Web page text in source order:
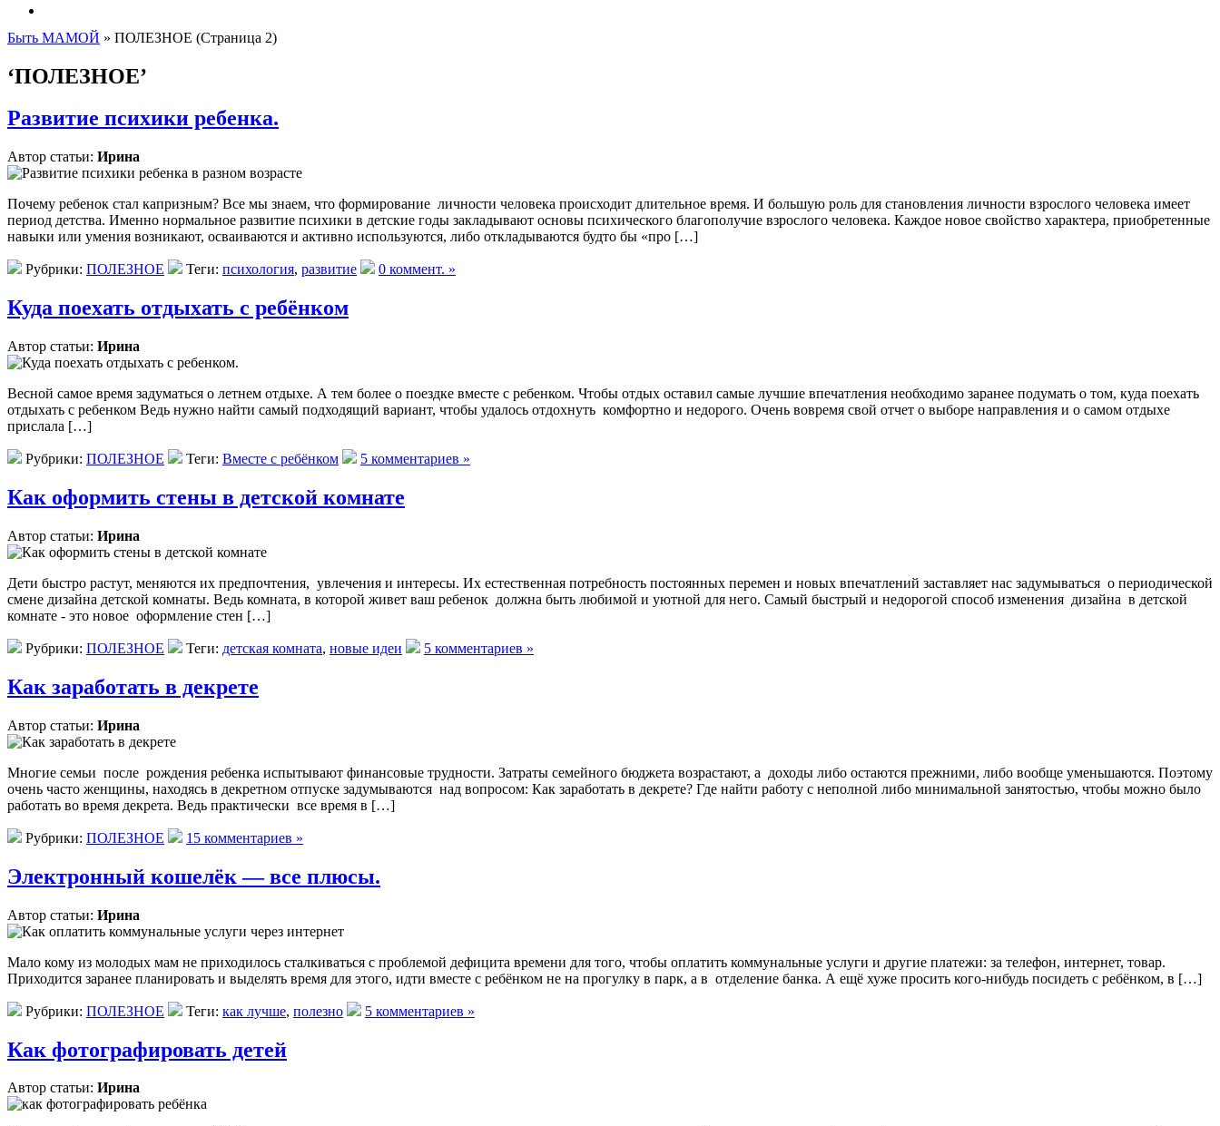
Быть МАМОЙ » ПОЛЕЗНОЕ (Страница 2)
‘ПОЛЕЗНОЕ’
Развитие психики ребенка.
Автор статьи: Ирина
Почему ребенок стал капризным? Все мы знаем, что формирование личности человека происходит длительное время. И большую роль для становления личности взрослого человека имеет
период детства. Именно нормальное развитие психики в детские годы закладывают основы психического благополучие взрослого человека. Каждое новое свойство характера, приобретенные
навыки или умения возникают, осваиваются и активно используются, либо откладываются будто бы «про […]
Рубрики: ПОЛЕЗНОЕ Теги: психология, развитие 0 коммент. »
Куда поехать отдыхать с ребёнком
Автор статьи: Ирина
Весной самое время задуматься о летнем отдыхе. А тем более о поездке вместе с ребенком. Чтобы отдых оставил самые лучшие впечатления необходимо заранее подумать о том, куда поехать
отдыхать с ребенком Ведь нужно найти самый подходящий вариант, чтобы удалось отдохнуть комфортно и недорого. Очень вовремя свой отчет о выборе направления и о самом отдыхе
прислала […]
Рубрики: ПОЛЕЗНОЕ Теги: Вместе с ребёнком 5 комментариев »
Как оформить стены в детской комнате
Автор статьи: Ирина
Дети быстро растут, меняются их предпочтения, увлечения и интересы. Их естественная потребность постоянных перемен и новых впечатлений заставляет нас задумываться о периодической
смене дизайна детской комнаты. Ведь комната, в которой живет ваш ребенок должна быть любимой и уютной для него. Самый быстрый и недорогой способ изменения дизайна в детской
комнате - это новое оформление стен […]
Рубрики: ПОЛЕЗНОЕ Теги: детская комната, новые идеи 5 комментариев »
Как заработать в декрете
Автор статьи: Ирина
Многие семьи после рождения ребенка испытывают финансовые трудности. Затраты семейного бюджета возрастают, а доходы либо остаются прежними, либо вообще уменьшаются. Поэтому
очень часто женщины, находясь в декретном отпуске задумываются над вопросом: Как заработать в декрете? Где найти работу с неполной либо минимальной занятостью, чтобы можно было
работать во время декрета. Ведь практически все время в […]
Рубрики: ПОЛЕЗНОЕ 15 комментариев »
Электронный кошелёк — все плюсы.
Автор статьи: Ирина
Мало кому из молодых мам не приходилось сталкиваться с проблемой дефицита времени для того, чтобы оплатить коммунальные услуги и другие платежи: за телефон, интернет, товар.
Приходится заранее планировать и выделять время для этого, идти вместе с ребёнком не на прогулку в парк, а в отделение банка. А ещё хуже просить кого-нибудь посидеть с ребёнком, в […]
Рубрики: ПОЛЕЗНОЕ Теги: как лучше, полезно 5 комментариев »
Как фотографировать детей
Автор статьи: Ирина